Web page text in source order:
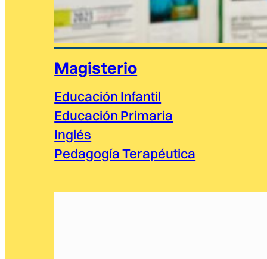
Magisterio
Educación Infantil
Educación Primaria
Inglés
Pedagogía Terapéutica